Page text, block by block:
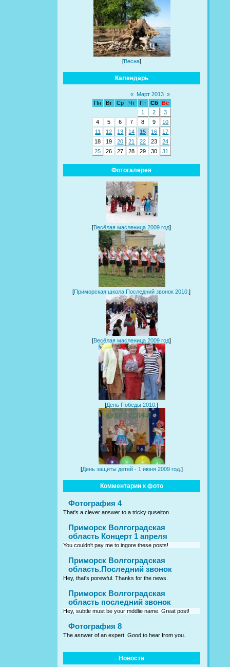
[Весна]
Календарь
« Март 2013 »
Пн
Вт Ср Чт Пт Сб
Вс
1
2
3
4
5 6 7 8 9
10
11
12 13 14 15 16
17
18
19 20 21 22 23
24
25
26 27 28 29 30 31
Фотогалерея
[Весёлая масленица 2009 год]
[Приморская школа.Последний звонок 2010.]
[Весёлая масленица 2009 год]
[День Победы 2010.]
[День защиты детей - 1 июня 2009 год. ]
Комментарии к фото
Фотография 4
That's a clever answer to a tricky quseiton
Приморск Волгоградская
область Концерт 1 апреля
You couldn't pay me to ingore these posts!
Приморск Волгоградская
область.Последний звонок
Hey, that's porewful. Thanks for the news.
Приморск Волгоградская
область последний звонок
Hey, subtle must be your mddlie name. Great post!
Фотография 8
The asnwer of an expert. Good to hear from you.
Новости